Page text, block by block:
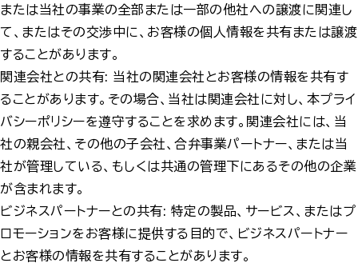
または当社の事業の全部または一部の他社への譲渡に関連し
て、またはその交渉中に、お客様の個人情報を共有または譲渡
することがあります。
関連会社との共有: 当社の関連会社とお客様の情報を共有す
ることがあります。その場合、当社は関連会社に対し、本プライ
バシーポリシーを遵守することを求めます。関連会社には、当
社の親会社、その他の子会社、合弁事業パートナー、または当
社が管理している、もしくは共通の管理下にあるその他の企業
が含まれます。
ビジネスパートナーとの共有: 特定の製品、サービス、またはプ
ロモーションをお客様に提供する目的で、ビジネスパートナー
とお客様の情報を共有することがあります。